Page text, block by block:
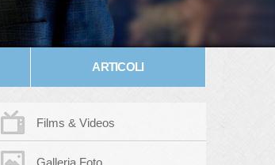
ARTICOLI
Films & Videos
Galleria Foto